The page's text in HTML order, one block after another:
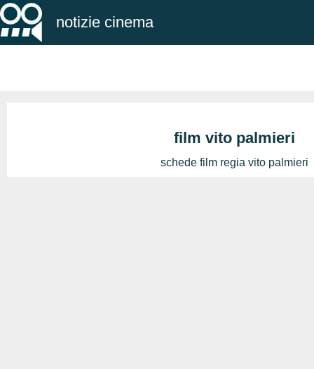
notizie cinema
film vito palmieri
schede film regia vito palmieri